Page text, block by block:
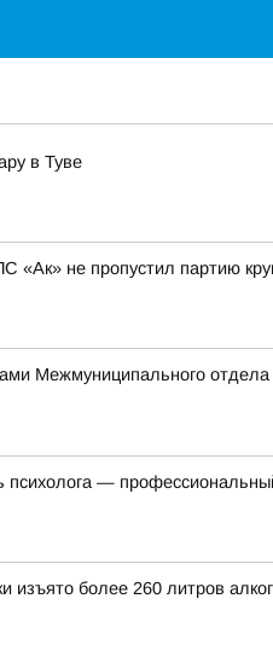
в Туве
«Ак» не пропустил партию
Межмуниципального
психолога —
изъято более 260 литров